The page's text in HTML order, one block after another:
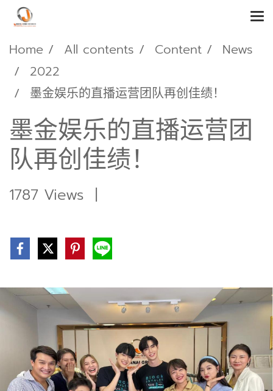
Home All contents Content
News
2022
墨金娱乐的直播运营团队再创佳绩！
墨金娱乐的直播运营团
队再创佳绩！
1787 Views |